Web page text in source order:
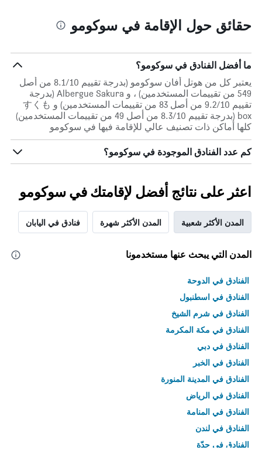
حقائق حول الإقامة في سوكومو
ما أفضل الفنادق في سوكومو؟
يعتبر كل من هوتل أفان سوكومو (بدرجة تقييم 8.1/10 من أصل
549 من تقييمات المستخدمين) ، و Albergue Sakura (بدرجة
تقييم 9.2/10 من أصل 83 من تقييمات المستخدمين) و すくも
box (بدرجة تقييم 8.3/10 من أصل 49 من تقييمات المستخدمين)
كلها أماكن ذات تصنيف عالي للإقامة فيها في سوكومو
كم عدد الفنادق الموجودة في سوكومو؟
اعثر على نتائج أفضل لإقامتك في سوكومو
المدن الأكثر شعبية المدن الأكثر شهرة فنادق في اليابان
المدن التي يبحث عنها مستخدمونا
الفنادق في الدوحة
الفنادق في اسطنبول
الفنادق في شرم الشيخ
الفنادق في مكة المكرمة
الفنادق في دبي
الفنادق في الخبر
الفنادق في المدينة المنورة
الفنادق في الرياض
الفنادق في المنامة
الفنادق في لندن
الفنادق في جدّة